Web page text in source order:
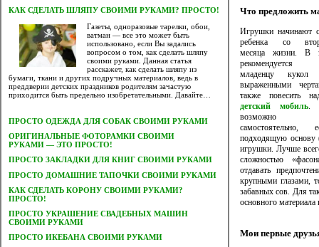
КАК СДЕЛАТЬ ШЛЯПУ СВОИМИ РУКАМИ? ПРОСТО!
Газеты, одноразовые тарелки, обои,
ватман — все это может быть
использовано, если Вы задались
вопросом о том, как сделать шляпу
своими руками. Данная статья
расскажет, как сделать шляпу из
бумаги, ткани и других подручных материалов, ведь в
преддверии детских праздников родителям зачастую
приходится быть предельно изобретательными. Давайте…
ПРОСТО ОДЕЖДА ДЛЯ СОБАК СВОИМИ РУКАМИ
ОРИГИНАЛЬНЫЕ ФОТОРАМКИ СВОИМИ
РУКАМИ — ЭТО ПРОСТО!
ПРОСТО ЗАКЛАДКИ ДЛЯ КНИГ СВОИМИ РУКАМИ
ПРОСТО ДОМАШНИЕ ТАПОЧКИ СВОИМИ РУКАМИ
КАК СДЕЛАТЬ КОРОНУ СВОИМИ РУКАМИ?
ПРОСТО!
ПРОСТО УКРАШЕНИЕ СВАДЕБНЫХ МАШИН
СВОИМИ РУКАМИ
ПРОСТО ИКЕБАНА СВОИМИ РУКАМИ
Что предложить
Игрушки начинают
ребенка со
месяца жизни. В
рекомендуется
младенцу
выраженными
также повесить
детский мобиль.
возможно
самостоятельно,
подходящую основу
игрушки. Лучше
сложностью
отдавать
крупными глазами,
забавных сов. Для
основного
Мои первые